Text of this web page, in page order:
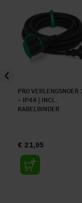
PRO VERLENGSNOER
– IP44 | INCL.
KABELBINDER
€ 21,95